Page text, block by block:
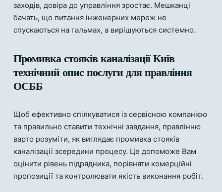
заходів, довіра до управління зростає. Мешканці
бачать, що питання інженерних мереж не
спускаються на гальмах, а вирішуються системно.
Промивка стояків каналізації Київ
технічний опис послуги для правління
ОСББ
Щоб ефективно спілкуватися із сервісною компанією
та правильно ставити технічні завдання, правлінню
варто розуміти, як виглядає промивка стояків
каналізації зсередини процесу. Це допоможе Вам
оцінити рівень підрядника, порівняти комерційні
пропозиції та контролювати якість виконання робіт.